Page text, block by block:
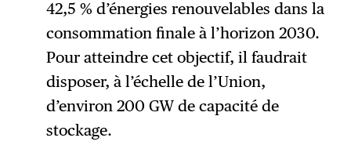
42,5 % d’énergies renouvelables dans la
consommation finale à l’horizon 2030.
Pour atteindre cet objectif, il faudrait
disposer, à l’échelle de l’Union,
d’environ 200 GW de capacité de
stockage.